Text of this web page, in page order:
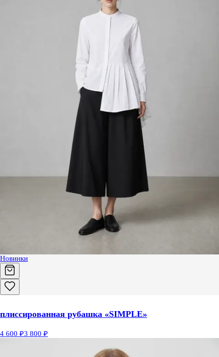
Новинки
плиссированная рубашка «SIMPLE»
4 600 ₽3 800 ₽